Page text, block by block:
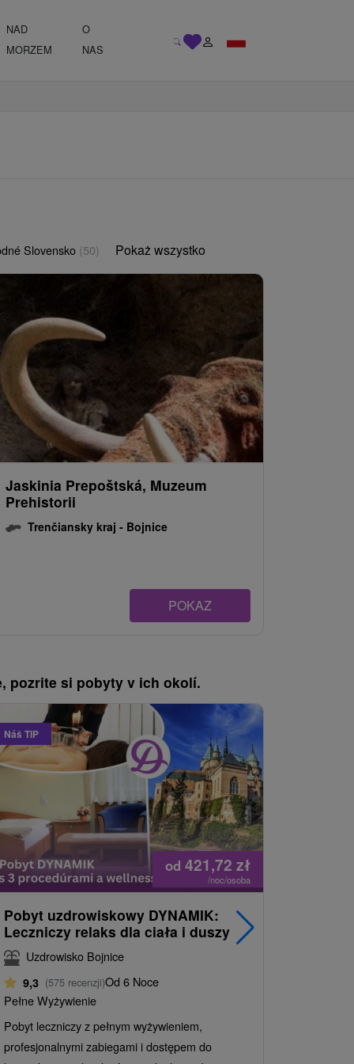
NAD
MORZEM
O
NAS
Slovensko (50) Pokaż wszystko
Jaskinia Prepoštská, Muzeum
Prehistorii
Trenčiansky kraj - Bojnice
POKAZ
pozrite si pobyty v ich okolí.
Náš TIP
od 421,72 zł
/noc/osoba
Pobyt uzdrowiskowy DYNAMIK:
Leczniczy relaks dla ciała i duszy
Uzdrowisko Bojnice
9,3 (575 recenzji)Od 6 Noce
Pełne Wyżywienie
Pobyt leczniczy z pełnym wyżywieniem,
profesjonalnymi zabiegami i dostępem do